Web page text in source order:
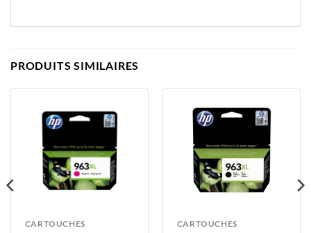
PRODUITS SIMILAIRES
CARTOUCHES CARTOUCHES